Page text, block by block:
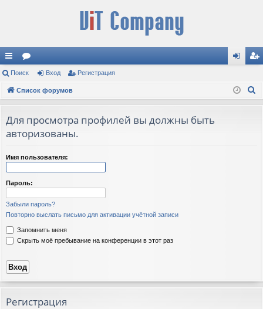
с
ы
и
ор
ум д ис
Поиск Вход Регистрация
Список форумов
Для просмотра профилей вы должны быть
авторизованы.
Имя пользователя:
Пароль:
Забыли пароль?
Повторно выслать письмо для активации учётной записи
Запомнить меня
Скрыть моё пребывание на конференции в этот раз
Регистрация